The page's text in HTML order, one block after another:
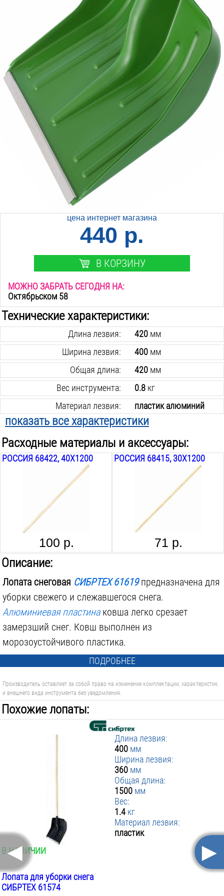
цена интернет магазина
440 р.
В КОРЗИНУ
МОЖНО ЗАБРАТЬ СЕГОДНЯ НА:
Октябрьском 58
Технические характеристики:
Длина лезвия: 420мм
Ширина лезвия:
400мм
Общая длина:
420мм
Вес инструмента:
0.8кг
Материал лезвия:
пластик алюминий
Черенок в комплекте:
нет
показать все характеристики
Расходные материалы и аксессуары:
РОССИЯ 68422, 40Х1200
100 р.
РОССИЯ 68415, 30Х1200
71 р.
Описание:
Лопата снеговая СИБРТЕХ 61619предназначена для
уборки свежего и слежавшегося снега.
Алюминиевая пластинаковша легко срезает
замерзший снег. Ковш выполнен из
морозоустойчивого пластика.
ПОДРОБНЕЕ
Производитель оставляет за собой право на изменение комплектации, характеристик
и внешнего вида инструмента без уведомления.
Похожие лопаты:
Длина лезвия:
400 мм
Ширина лезвия:
360 мм
Общая длина:
1500 мм
Вес:
1.4 кг
Материал лезвия:
пластик
В НАЛИЧИИ
Лопата для уборки снега
СИБРТЕХ 61574
◄ ►